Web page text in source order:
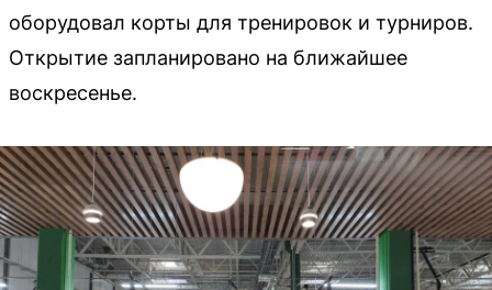
оборудовал корты для тренировок и турниров.
Открытие запланировано на ближайшее
воскресенье.